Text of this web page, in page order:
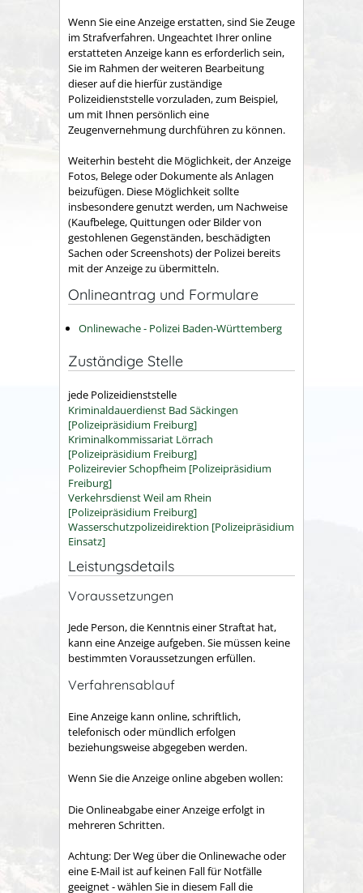
Wenn Sie eine Anzeige erstatten, sind Sie Zeuge
im Strafverfahren. Ungeachtet Ihrer online
erstatteten Anzeige kann es erforderlich sein,
Sie im Rahmen der weiteren Bearbeitung
dieser auf die hierfür zuständige
Polizeidienststelle vorzuladen, zum Beispiel,
um mit Ihnen persönlich eine
Zeugenvernehmung durchführen zu können.
Weiterhin besteht die Möglichkeit, der Anzeige
Fotos, Belege oder Dokumente als Anlagen
beizufügen. Diese Möglichkeit sollte
insbesondere genutzt werden, um Nachweise
(Kaufbelege, Quittungen oder Bilder von
gestohlenen Gegenständen, beschädigten
Sachen oder Screenshots) der Polizei bereits
mit der Anzeige zu übermitteln.
Onlineantrag und Formulare
Onlinewache - Polizei Baden-Württemberg
Zuständige Stelle
jede Polizeidienststelle
Kriminaldauerdienst Bad Säckingen
[Polizeipräsidium Freiburg]
Kriminalkommissariat Lörrach
[Polizeipräsidium Freiburg]
Polizeirevier Schopfheim [Polizeipräsidium
Freiburg]
Verkehrsdienst Weil am Rhein
[Polizeipräsidium Freiburg]
Wasserschutzpolizeidirektion [Polizeipräsidium
Einsatz]
Leistungsdetails
Voraussetzungen
Jede Person, die Kenntnis einer Straftat hat,
kann eine Anzeige aufgeben. Sie müssen keine
bestimmten Voraussetzungen erfüllen.
Verfahrensablauf
Eine Anzeige kann online, schriftlich,
telefonisch oder mündlich erfolgen
beziehungsweise abgegeben werden.
Wenn Sie die Anzeige online abgeben wollen:
Die Onlineabgabe einer Anzeige erfolgt in
mehreren Schritten.
Achtung: Der Weg über die Onlinewache oder
eine E-Mail ist auf keinen Fall für Notfälle
geeignet - wählen Sie in diesem Fall die